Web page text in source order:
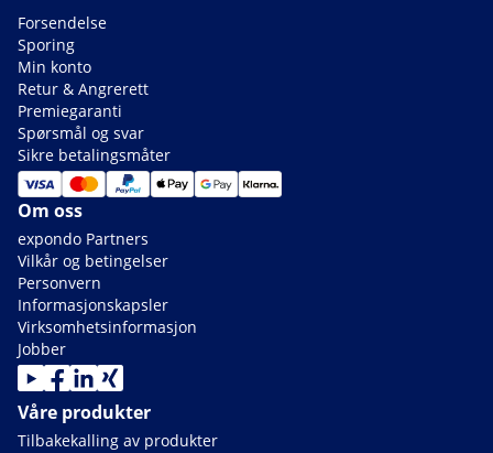
Forsendelse
Sporing
Min konto
Retur & Angrerett
Premiegaranti
Spørsmål og svar
Sikre betalingsmåter
Om oss
expondo Partners
Vilkår og betingelser
Personvern
Informasjonskapsler
Virksomhetsinformasjon
Jobber
Våre produkter
Tilbakekalling av produkter